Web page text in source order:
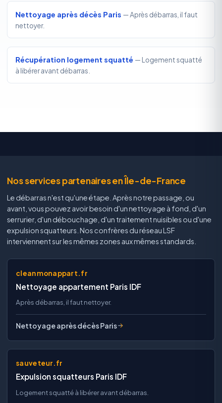
Nettoyage après décès Paris — Après débarras, il faut
nettoyer.
Récupération logement squatté — Logement squatté
à libérer avant débarras.
Nos services partenaires en Île-de-France
Le débarras n'est qu'une étape. Après notre passage, ou
avant, vous pouvez avoir besoin d'un nettoyage à fond, d'un
serrurier, d'un débouchage, d'un traitement nuisibles ou d'une
expulsion squatteurs. Nos confrères du réseau LSF
interviennent sur les mêmes zones aux mêmes standards.
cleanmonappart.fr
Nettoyage appartement Paris IDF
Après débarras, il faut nettoyer.
Nettoyage après décès Paris
sauveteur.fr
Expulsion squatteurs Paris IDF
Logement squatté à libérer avant débarras.